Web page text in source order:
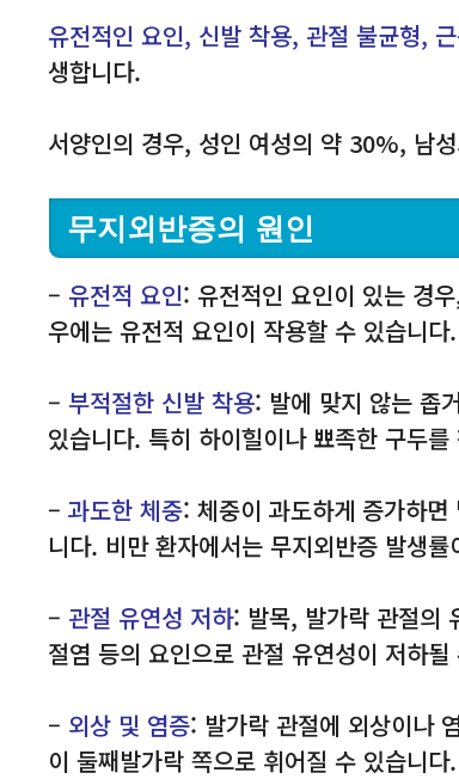
유전적인 요인, 신발 착용, 관절 불균형,
생합니다.
서양인의 경우, 성인 여성의 약 30%, 남
무지외반증의 원인
– 유전적 요인: 유전적인 요인이 있는 경
우에는 유전적 요인이 작용할 수 있습니다.
– 부적절한 신발 착용: 발에 맞지 않는 좁
있습니다. 특히 하이힐이나 뾰족한 구두
– 과도한 체중: 체중이 과도하게 증가하
니다. 비만 환자에서는 무지외반증 발생률
– 관절 유연성 저하: 발목, 발가락 관절의
절염 등의 요인으로 관절 유연성이 저하
– 외상 및 염증: 발가락 관절에 외상이나
이 둘째발가락 쪽으로 휘어질 수 있습니다.